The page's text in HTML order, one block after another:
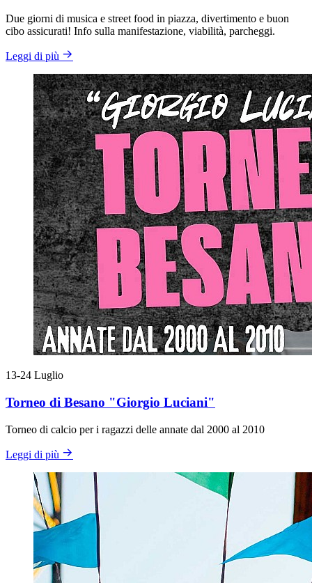
Due giorni di musica e street food in piazza, divertimento e buon
cibo assicurati! Info sulla manifestazione, viabilità, parcheggi.
Leggi di più
13-24 Luglio
Torneo di Besano "Giorgio Luciani"
Torneo di calcio per i ragazzi delle annate dal 2000 al 2010
Leggi di più